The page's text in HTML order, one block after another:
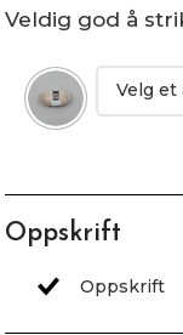
Veldig god å
Oppskrift